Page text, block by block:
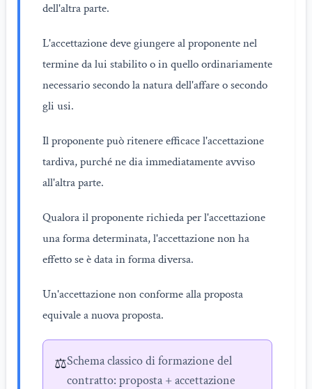
dell'altra parte.
L'accettazione deve giungere al proponente nel
termine da lui stabilito o in quello ordinariamente
necessario secondo la natura dell'affare o secondo
gli usi.
Il proponente può ritenere efficace l'accettazione
tardiva, purché ne dia immediatamente avviso
all'altra parte.
Qualora il proponente richieda per l'accettazione
una forma determinata, l'accettazione non ha
effetto se è data in forma diversa.
Un'accettazione non conforme alla proposta
equivale a nuova proposta.
⚖️Schema classico di formazione del
contratto: proposta + accettazione